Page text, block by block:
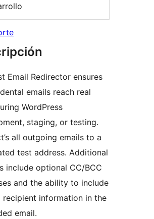
Email Redirector ensures
emails reach real
WordPress
staging, or testing.
all outgoing emails to a
test address. Additional
include optional CC/BCC
and the ability to include
recipient information in the
email.